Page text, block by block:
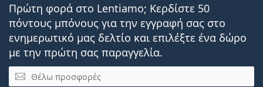
Πρώτη φορά στο Lentiamo; Κερδίστε 50
πόντους μπόνους για την εγγραφή σας στο
ενημερωτικό μας δελτίο και επιλέξτε ένα δώρο
με την πρώτη σας παραγγελία.
Email